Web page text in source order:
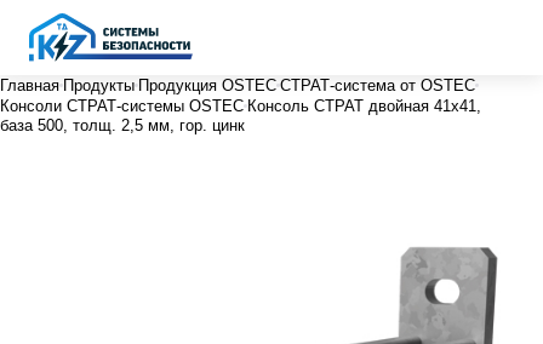
Главная Продукты Продукция OSTEC СТРАТ-система от OSTEC
Консоли СТРАТ-системы OSTEC Консоль СТРАТ двойная 41х41,
база 500, толщ. 2,5 мм, гор. цинк